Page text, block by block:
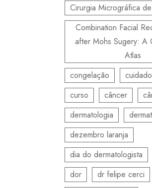
Cirurgia Micrográfica
Combination Facial
after Mohs Sugery: A
Atlas
congelação
curso
câncer
dermatologia
dezembro laranja
dia do dermatologista
dor
dr felipe cerci